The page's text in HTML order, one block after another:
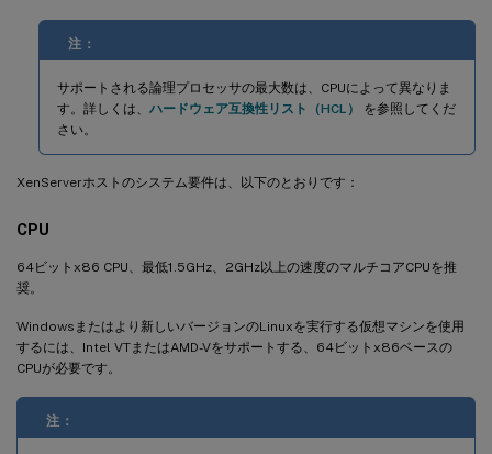
注：
サポートされる論理プロセッサの最大数は、CPUによって異なりま
す。詳しくは、 ハードウェア互換性リスト（HCL）
を参照してくだ
さい。
XenServerホストのシステム要件は、以下のとおりです：
CPU
64ビットx86 CPU、最低1.5GHz、2GHz以上の速度のマルチコアCPUを推
奨。
Windowsまたはより新しいバージョンのLinuxを実行する仮想マシンを使用
するには、Intel VTまたはAMD-Vをサポートする、64ビットx86ベースの
CPUが必要です。
注：